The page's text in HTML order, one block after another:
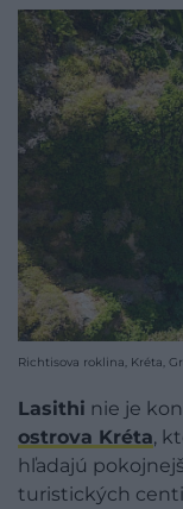
Richtisova roklina, Kréta,
Lasithi nie je
ostrova Kréta,
hľadajú
turistických